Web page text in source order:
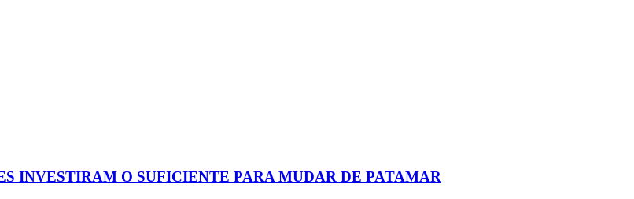
INVESTIRAM O SUFICIENTE PARA MUDAR DE PATAMAR